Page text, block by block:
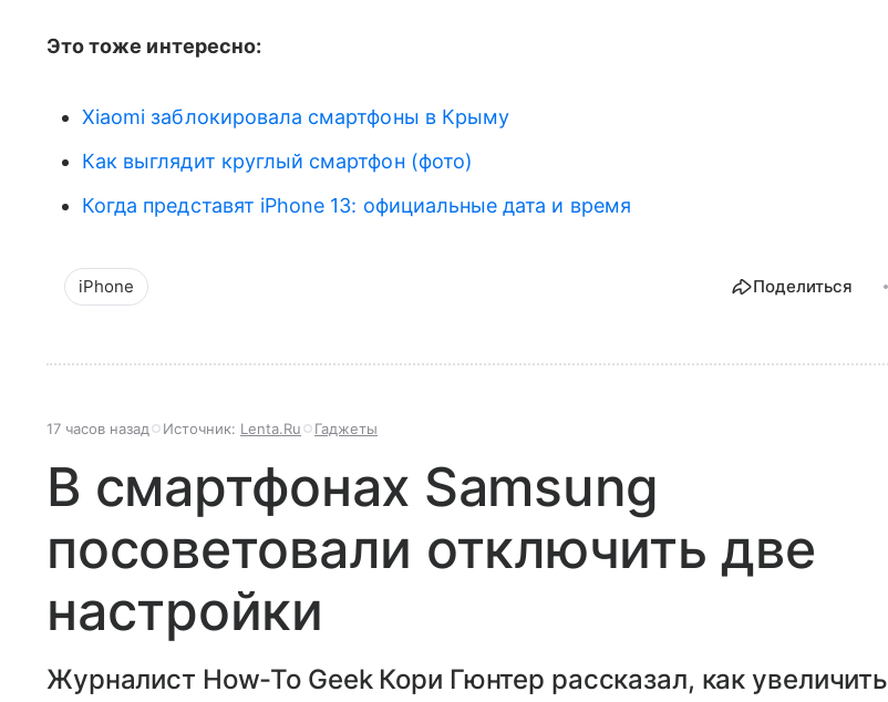
Это тоже интересно:
Xiaomi заблокировала смартфоны в Крыму
Как выглядит круглый смартфон (фото)
Когда представят iPhone 13: официальные дата и время
iPhone Поделиться
17 часов назад Источник: Lenta.Ru Гаджеты
В смартфонах Samsung
посоветовали отключить две
настройки
Журналист How-To Geek Кори Гюнтер рассказал, как увеличить